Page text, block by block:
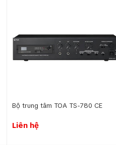
Bộ trung tâm TOA TS-780 CE
Liên hệ